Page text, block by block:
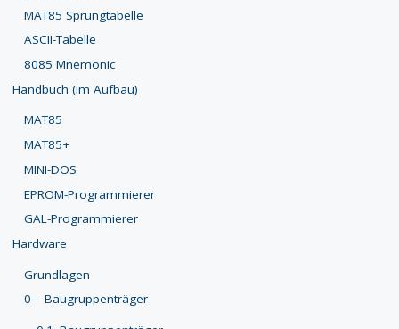
MAT85 Sprungtabelle
ASCII-Tabelle
8085 Mnemonic
Handbuch (im Aufbau)
MAT85
MAT85+
MINI-DOS
EPROM-Programmierer
GAL-Programmierer
Hardware
Grundlagen
0 – Baugruppenträger